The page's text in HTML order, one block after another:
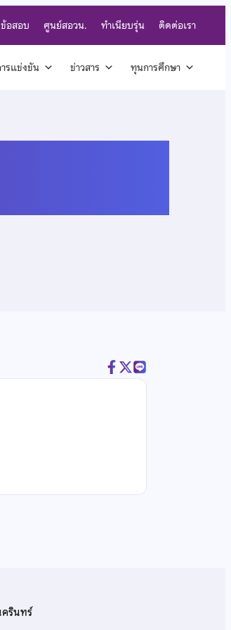
อสอบ ศูนย์สอวน. ทำเนียบรุ่น ติดต่อเรา
รแข่งขัน ข่าวสาร ทุนการศึกษา
รินทร์